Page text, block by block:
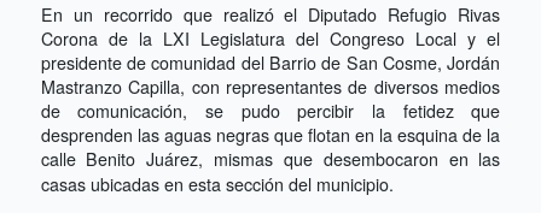
En un recorrido que realizó el Diputado Refugio Rivas
Corona de la LXI Legislatura del Congreso Local y el
presidente de comunidad del Barrio de San Cosme, Jordán
Mastranzo Capilla, con representantes de diversos medios
de comunicación, se pudo percibir la fetidez que
desprenden las aguas negras que flotan en la esquina de la
calle Benito Juárez, mismas que desembocaron en las
casas ubicadas en esta sección del municipio.